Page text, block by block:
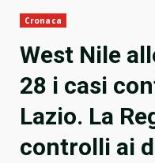
Cronaca
West Nile
28 i casi
Lazio. La
controlli ai